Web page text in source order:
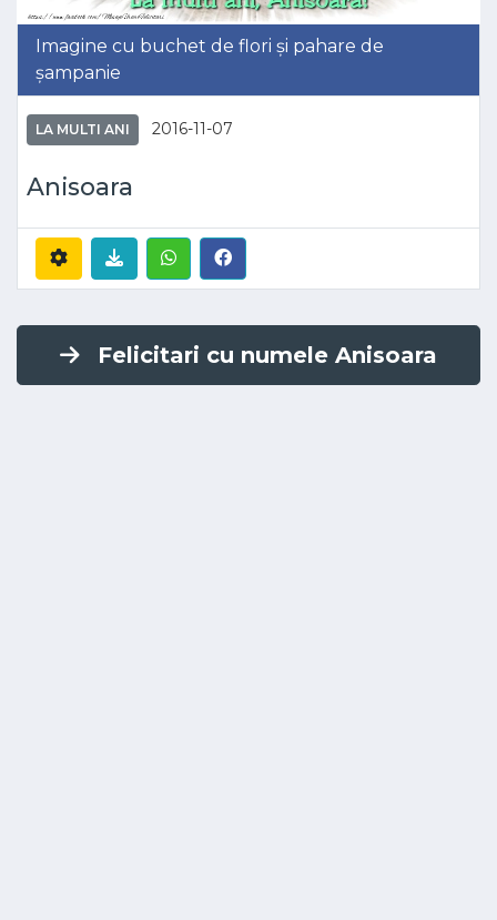
Imagine cu buchet de flori și pahare de
șampanie
LA MULTI ANI 2016-11-07
Anisoara
Felicitari cu numele Anisoara